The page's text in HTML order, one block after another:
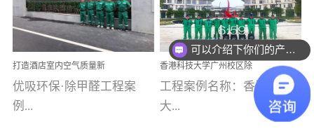
产产品都经过严格的质检
程序；生产车间为优吸总
部和全国分支机构生产光
触媒、净醛王、祛味剂等
优吸系列产品，保质保量
完成生产任务，确保全国
内空气治理项目深圳安居
乐寓 深圳市安居乐寓
为深圳安居集团旗下城...
小学(珠江湾校区)项目地
址：广州市南沙区海滨路
南沙珠江湾江门市蓬江区
禾...
打造酒店室内空气质量新
标杆——优吸环保·标杆之
作：东莞美豪雅致酒店室
内空气治理工程纪实
优吸环保·除甲醛工程案
例...
香港科技大学广州校区除
甲醛项目圆满完成
工程案例名称：香港科技
大...
可以介绍下你们的产品么